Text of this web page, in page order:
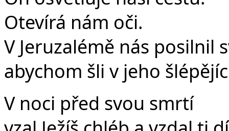
Otevírá nám oči.
V Jeruzalémě nás posilnil
abychom šli v jeho
V noci před svou smrtí